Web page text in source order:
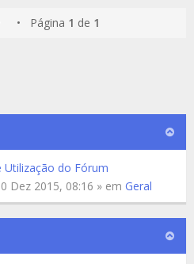
• Página 1 de 1
Utilização do Fórum
Dez 2015, 08:16 » em Geral